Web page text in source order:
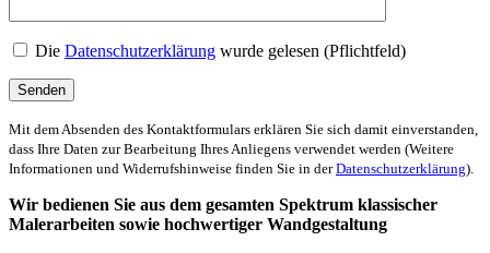
Die Datenschutzerklärung wurde gelesen (Pflichtfeld)
Mit dem Absenden des Kontaktformulars erklären Sie sich damit einverstanden,
dass Ihre Daten zur Bearbeitung Ihres Anliegens verwendet werden (Weitere
Informationen und Widerrufshinweise finden Sie in derDatenschutzerklärung).
Wir bedienen Sie aus dem gesamten Spektrum klassischer
Malerarbeiten sowie hochwertiger Wandgestaltung